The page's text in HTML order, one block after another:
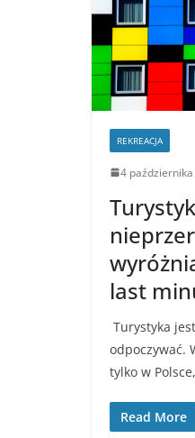
REKREACJA
4
last
Turystyka
odpoczywać.
tylko w
Read More